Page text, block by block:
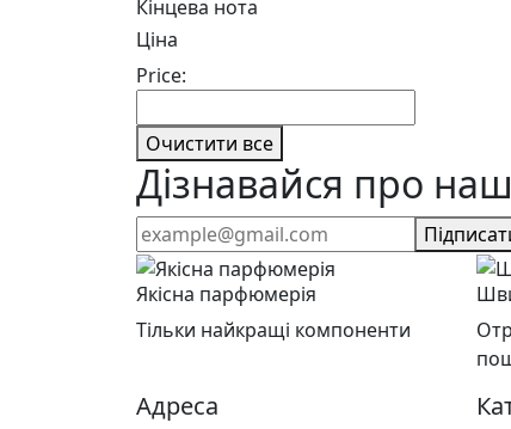
Кінцева нота
Ціна
Price:
Очистити все
Дізнавайся про
Якісна парфюмерія
Тільки найкращі компоненти
Адреса